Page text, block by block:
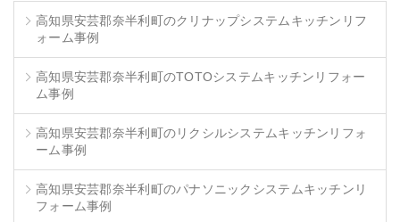
高知県安芸郡奈半利町のクリナップシステムキッチンリフ
ォーム事例
高知県安芸郡奈半利町のTOTOシステムキッチンリフォー
ム事例
高知県安芸郡奈半利町のリクシルシステムキッチンリフォ
ーム事例
高知県安芸郡奈半利町のパナソニックシステムキッチンリ
フォーム事例